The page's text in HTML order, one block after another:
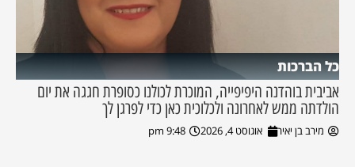
כל הברכות
אביבית בוהדנה היפיפייה, המוכרת לכולנו כסופרת חגגה את יום
הולדתה ממש לאחרונה ולכלוכית כאן כדי לפרגן לך
מירב בן יאיר אוגוסט 4, 2026 9:48 pm